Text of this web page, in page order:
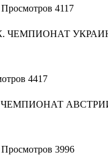
Просмотров 4117
ЧЕМПИОНАТ
4417
Просмотров 3996